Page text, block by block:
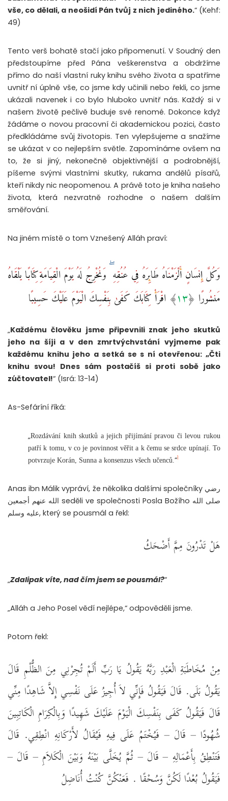
vše, co dělali, a neošidí Pán tvůj z nich jediného.“ (Kehf:
49)
Tento verš bohatě stačí jako připomenutí. V Soudný den
předstoupíme před Pána veškerenstva a obdržíme
přímo do naší vlastní ruky knihu svého života a spatříme
uvnitř ní úplně vše, co jsme kdy učinili nebo řekli, co jsme
ukázali navenek i co bylo hluboko uvnitř nás. Každý si v
našem životě pečlivě buduje své renomé. Dokonce když
žádáme o novou pracovní či akademickou pozici, často
předkládáme svůj životopis. Ten vylepšujeme a snažíme
se ukázat v co nejlepším světle. Zapomínáme ovšem na
to, že si jiný, nekonečně objektivnější a podrobnější,
píšeme svými vlastními skutky, rukama andělů písařů,
kteří nikdy nic neopomenou. A právě toto je kniha našeho
života, která nezvratně rozhodne o našem dalším
směřování.
Na jiném místě o tom Vznešený Alláh praví:
وَكُلَّ إِنسَانٍ أَلْزَمْنَاهُ طَائِرَهُ فِي عُنُقِهِ ۖ وَنُخْرِجُ لَهُ يَوْمَ الْقِيَامَةِ كِتَابًا يَلْقَاهُ
مَنشُورًا ‎﴿١٣﴾‏ اقْرَأْ كِتَابَكَ كَفَىٰ بِنَفْسِكَ الْيَوْمَ عَلَيْكَ حَسِيبًا
„Každému člověku jsme připevnili znak jeho skutků
jeho na šíji a v den zmrtvýchvstání vyjmeme pak
každému knihu jeho a setká se s ní otevřenou: „Čti
knihu svou! Dnes sám postačíš si proti sobě jako
zúčtovatel!“ (Isrá: 13-14)
As-Sefáríní říká:
„Rozdávání knih skutků a jejich přijímání pravou či levou rukou
patří k tomu, v co je povinnost věřit a k čemu se srdce upínají. To
potvrzuje Korán, Sunna a konsenzus všech učenců. “1
Anas ibn Málik vypráví, že několika dalšími společníky رضي
الله عنهم أجمعين seděli ve společnosti Posla Božího صلى الله
عليه وسلم, který se pousmál a řekl:
هَلْ تَدْرُونَ مِمَّ أَضْحَكُ
„Zdalipak víte, nad čím jsem se pousmál?“
„Alláh a Jeho Posel vědí nejlépe,“ odpověděli jsme.
Potom řekl:
مِنْ مُخَاطَبَةِ الْعَبْدِ رَبَّهُ يَقُولُ يَا رَبِّ أَلَمْ تُجِرْنِي مِنَ الظُّلْمِ قَالَ
يَقُولُ بَلَى‏.‏ قَالَ فَيَقُولُ فَإِنِّي لاَ أُجِيزُ عَلَى نَفْسِي إِلاَّ شَاهِدًا مِنِّي
قَالَ فَيَقُولُ كَفَى بِنَفْسِكَ الْيَوْمَ عَلَيْكَ شَهِيدًا وَبِالْكِرَامِ الْكَاتِبِينَ
شُهُودًا – قَالَ – فَيُخْتَمُ عَلَى فِيهِ فَيُقَالُ لأَرْكَانِهِ انْطِقِي‏.‏ قَالَ
فَتَنْطِقُ بِأَعْمَالِهِ – قَالَ – ثُمَّ يُخَلَّى بَيْنَهُ وَبَيْنَ الْكَلاَمِ – قَالَ –
فَيَقُولُ بُعْدًا لَكُنَّ وَسُحْقًا ‏.‏ فَعَنْكُنَّ كُنْتُ أُنَاضِلُ